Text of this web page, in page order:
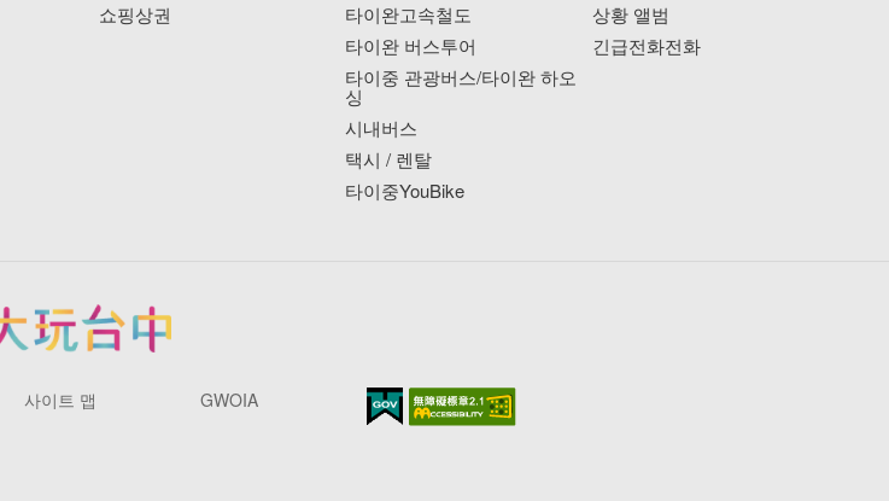
쇼핑상권
타이완고속철도
타이완 버스투어
타이중 관광버스/타이완 하오
싱
시내버스
택시 / 렌탈
타이중YouBike
상황 앨범
긴급전화전화
사이트 맵 GWOIA